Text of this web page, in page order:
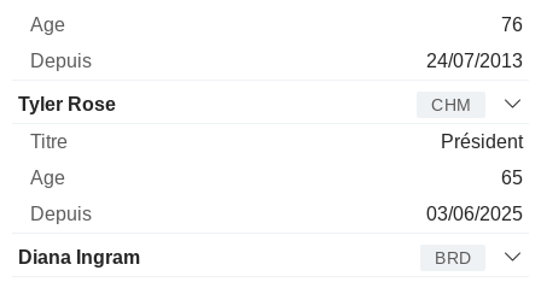
76
24/07/2013
Tyler Rose CHM
Président
65
03/06/2025
Diana Ingram BRD